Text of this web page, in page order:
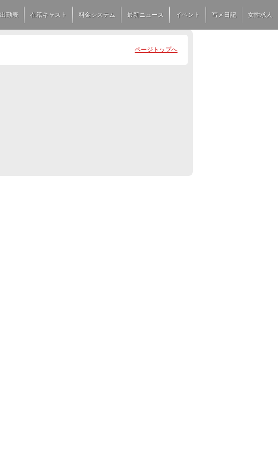
出勤表 在籍キャスト 料金システム 最新ニュース イベント 写メ日記 女性求人
ページトップへ